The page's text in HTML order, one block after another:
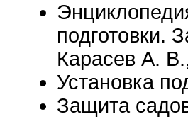
подготовки.
Карасев А.
Установка
Защита